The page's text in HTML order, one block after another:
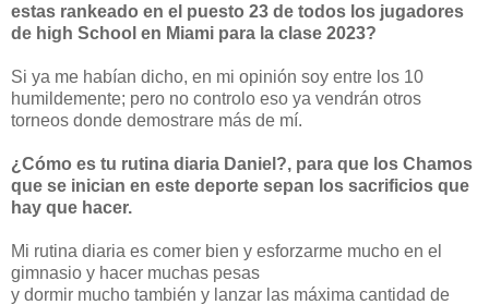
estas rankeado en el puesto 23 de todos los jugadores
de high School en Miami para la clase 2023?
Si ya me habían dicho, en mi opinión soy entre los 10
humildemente; pero no controlo eso ya vendrán otros
torneos donde demostrare más de mí.
¿Cómo es tu rutina diaria Daniel?, para que los Chamos
que se inician en este deporte sepan los sacrificios que
hay que hacer.
Mi rutina diaria es comer bien y esforzarme mucho en el
gimnasio y hacer muchas pesas
y dormir mucho también y lanzar las máxima cantidad de